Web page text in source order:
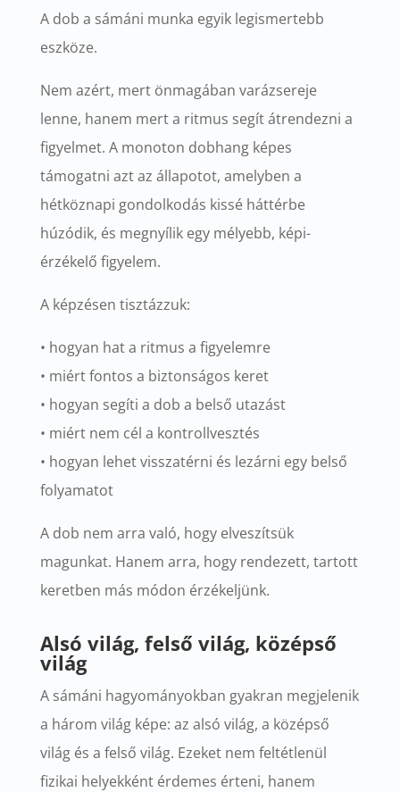
A dob a sámáni munka egyik legismertebb
eszköze.
Nem azért, mert önmagában varázsereje
lenne, hanem mert a ritmus segít átrendezni a
figyelmet. A monoton dobhang képes
támogatni azt az állapotot, amelyben a
hétköznapi gondolkodás kissé háttérbe
húzódik, és megnyílik egy mélyebb, képi-
érzékelő figyelem.
A képzésen tisztázzuk:
• hogyan hat a ritmus a figyelemre
• miért fontos a biztonságos keret
• hogyan segíti a dob a belső utazást
• miért nem cél a kontrollvesztés
• hogyan lehet visszatérni és lezárni egy belső
folyamatot
A dob nem arra való, hogy elveszítsük
magunkat. Hanem arra, hogy rendezett, tartott
keretben más módon érzékeljünk.
Alsó világ, felső világ, középső
világ
A sámáni hagyományokban gyakran megjelenik
a három világ képe: az alsó világ, a középső
világ és a felső világ. Ezeket nem feltétlenül
fizikai helyekként érdemes érteni, hanem